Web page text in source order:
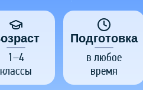
1–4
классы
Подготовка
в любое
время